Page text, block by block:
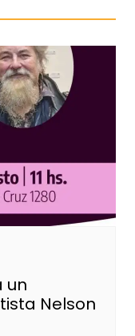
un
Nelson